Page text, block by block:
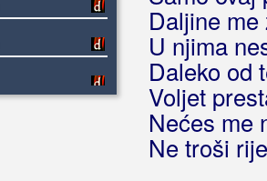
Daljine me
U njima
Daleko od
Voljet
Nećes me
Ne troši